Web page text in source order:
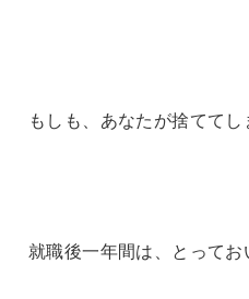
もしも、あなたが捨ててし
就職後一年間は、とってお